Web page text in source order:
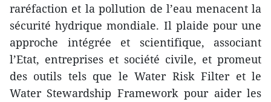
raréfaction et la pollution de l’eau menacent la
sécurité hydrique mondiale. Il plaide pour une
approche intégrée et scientifique, associant
l’Etat, entreprises et société civile, et promeut
des outils tels que le Water Risk Filter et le
Water Stewardship Framework pour aider les